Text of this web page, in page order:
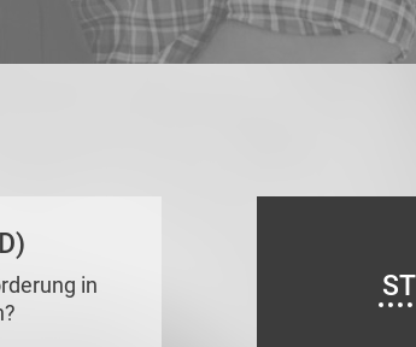
in